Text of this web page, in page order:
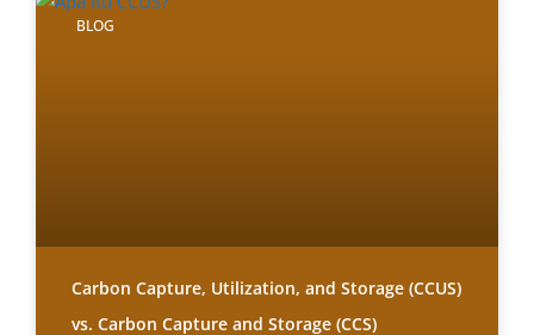
BLOG
Carbon Capture, Utilization, and Storage (CCUS)
vs. Carbon Capture and Storage (CCS)